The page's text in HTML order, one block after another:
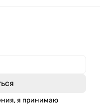
я принимаю